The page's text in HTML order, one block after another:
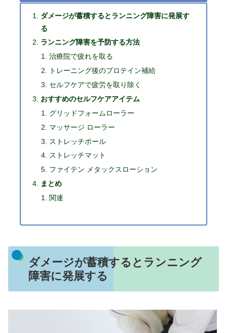
ダメージが蓄積するとランニング障害に発展す
る
ランニング障害を予防する方法
治療院で疲れを取る
トレーニング後のプロテイン補給
セルフケアで疲労を取り除く
おすすめのセルフケアアイテム
グリッドフォームローラー
マッサージ ローラー
ストレッチポール
ストレッチマット
ファイテン メタックスローション
まとめ
関連
ダメージが蓄積するとランニング
障害に発展する